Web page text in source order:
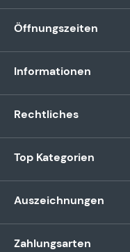
Öffnungszeiten
Informationen
Rechtliches
Top Kategorien
Auszeichnungen
Zahlungsarten